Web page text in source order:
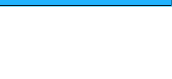
取扱商品